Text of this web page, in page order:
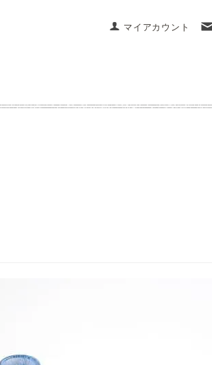
マイアカウント